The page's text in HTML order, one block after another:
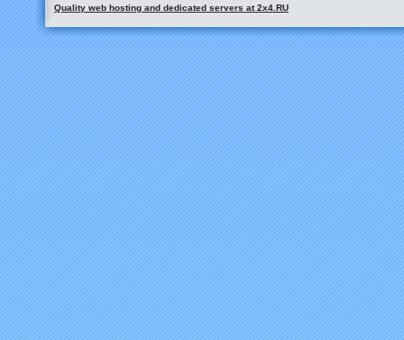
Quality web hosting and dedicated servers at 2x4.RU